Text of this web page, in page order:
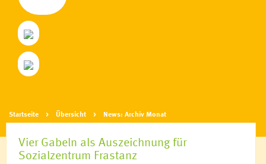
Startseite Übersicht News: Archiv Monat
Vier Gabeln als Auszeichnung für
Sozialzentrum Frastanz